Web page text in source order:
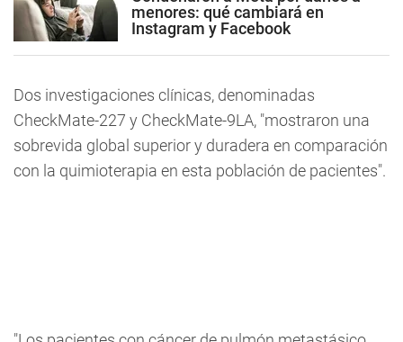
menores: qué cambiará en
Instagram y Facebook
Dos investigaciones clínicas, denominadas
CheckMate-227 y CheckMate-9LA, "mostraron una
sobrevida global superior y duradera en comparación
con la quimioterapia en esta población de pacientes".